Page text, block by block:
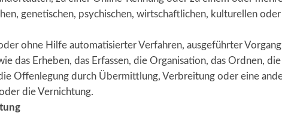
genetischen, psychischen, wirtschaftlichen, kulturellen
ohne Hilfe automatisierter Verfahren, ausgeführter
das Erheben, das Erfassen, die Organisation, das Ordnen,
Offenlegung durch Übermittlung, Verbreitung oder eine
die Vernichtung.